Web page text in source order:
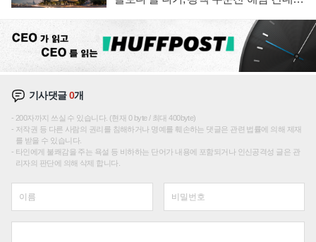
기사댓글0개
200자까지 쓰실 수 있습니다. (현재 0 byte / 최대 400byte)
저작권 등 다른 사람의 권리를 침해하거나 명예를 훼손하는 댓글은 관련 법률에 의해 제재
를 받을 수 있습니다.
타인에게 불쾌감을 주는 욕설 등 비하하는 단어가 내용에 포함되거나 인신공격성 글은 관
리자의 판단에 의해 삭제 합니다.